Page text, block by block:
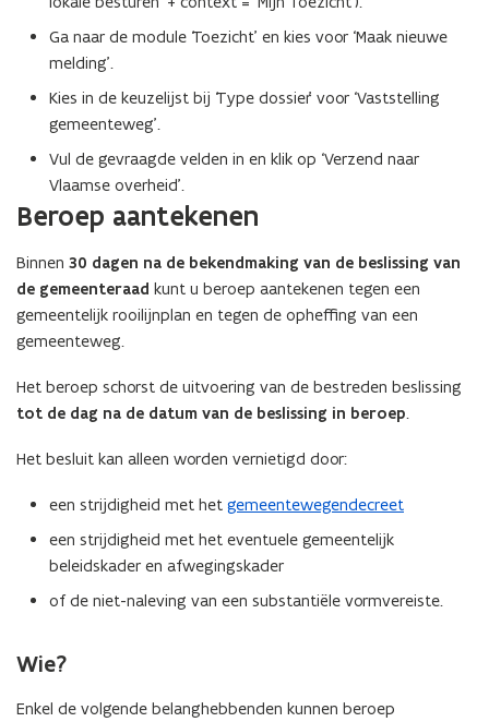
)
e
i
n
w
v
e
t
e
)
Ga naar de module ‘Toezicht’ en kies voor ‘Maak nieuwe
melding’.
Kies in de keuzelijst bij ‘Type dossier’ voor ‘Vaststelling
gemeenteweg’.
Vul de gevraagde velden in en klik op ‘Verzend naar
Vlaamse overheid’.
Beroep aantekenen
Binnen 30 dagen na de bekendmaking van de beslissing van
de gemeenteraad kunt u beroep aantekenen tegen een
gemeentelijk rooilijnplan en tegen de opheffing van een
gemeenteweg.
Het beroep schorst de uitvoering van de bestreden beslissing
tot de dag na de datum van de beslissing in beroep.
Het besluit kan alleen worden vernietigd door:
een strijdigheid met het gemeentewegendecreet
een strijdigheid met het eventuele gemeentelijk
beleidskader en afwegingskader
of de niet-naleving van een substantiële vormvereiste.
Wie?
Enkel de volgende belanghebbenden kunnen beroep